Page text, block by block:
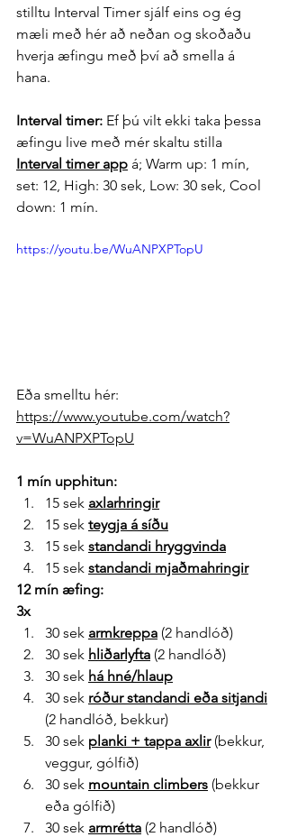
stilltu Interval Timer sjálf eins og ég
mæli með hér að neðan og skoðaðu
hverja æfingu með því að smella á
hana.
Interval timer: Ef þú vilt ekki taka þessa
æfingu live með mér skaltu stilla
Interval timer app á; Warm up: 1 mín,
set: 12, High: 30 sek, Low: 30 sek, Cool
down: 1 mín.
https://youtu.be/WuANPXPTopU
Eða smelltu hér:
https://www.youtube.com/watch?
v=WuANPXPTopU
1 mín upphitun:
15 sek axlarhringir
15 sek teygja á síðu
15 sek standandi hryggvinda
15 sek standandi mjaðmahringir
12 mín æfing:
3x
30 sek armkreppa (2 handlóð)
30 sek hliðarlyfta (2 handlóð)
30 sek há hné/hlaup
30 sek róður standandi eða sitjandi
(2 handlóð, bekkur)
30 sek planki + tappa axlir (bekkur,
veggur, gólfið)
30 sek mountain climbers (bekkur
eða gólfið)
30 sek armrétta (2 handlóð)